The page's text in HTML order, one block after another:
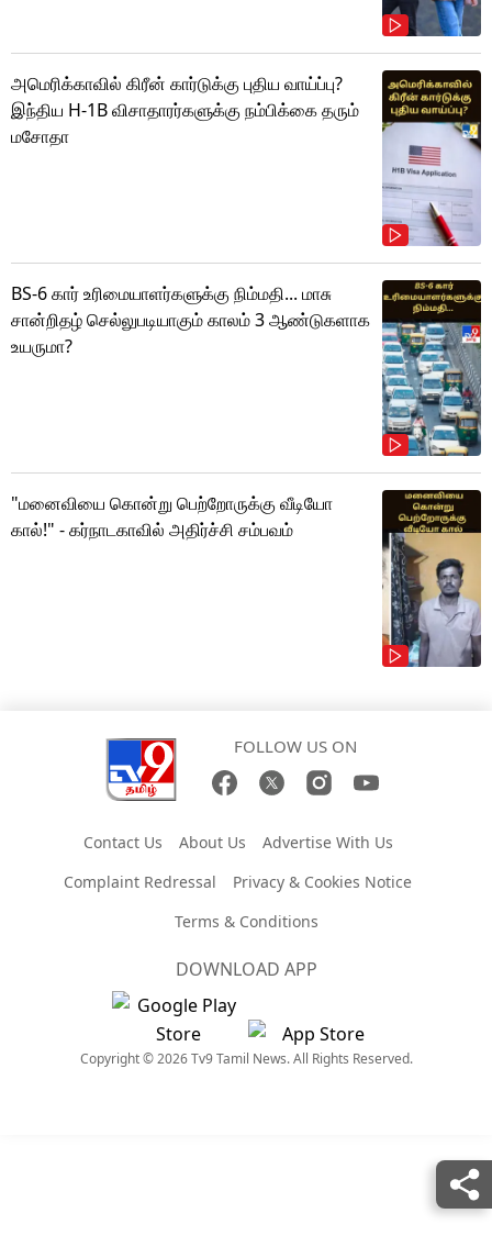
அமெரிக்காவில் கிரீன் கார்டுக்கு புதிய வாய்ப்பு?
இந்திய H-1B விசாதாரர்களுக்கு நம்பிக்கை தரும்
மசோதா
BS-6 கார் உரிமையாளர்களுக்கு நிம்மதி... மாசு
சான்றிதழ் செல்லுபடியாகும் காலம் 3 ஆண்டுகளாக
உயருமா?
"மனைவியை கொன்று பெற்றோருக்கு வீடியோ
கால்!" - கர்நாடகாவில் அதிர்ச்சி சம்பவம்
FOLLOW US ON
Contact Us About Us
Advertise With Us
Complaint Redressal
Privacy & Cookies Notice
Terms & Conditions
DOWNLOAD APP
Copyright © 2026 Tv9 Tamil News. All Rights Reserved.